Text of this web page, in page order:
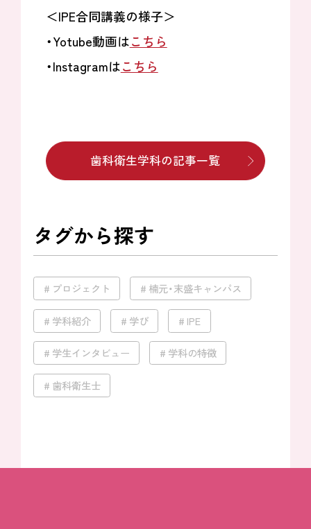
＜IPE合同講義の様子＞
・Yotube動画はこちら
・Instagramはこちら
歯科衛生学科の記事一覧
タグから探す
プロジェクト 楠元・末盛キャンパス
学科紹介 学び IPE
学生インタビュー 学科の特徴
歯科衛生士